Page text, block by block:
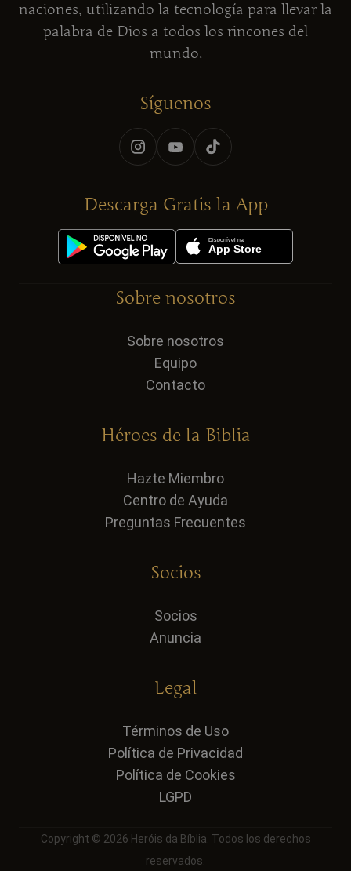
naciones, utilizando la tecnología para llevar la
palabra de Dios a todos los rincones del
mundo.
Síguenos
Descarga Gratis la App
Sobre nosotros
Sobre nosotros
Equipo
Contacto
Héroes de la Biblia
Hazte Miembro
Centro de Ayuda
Preguntas Frecuentes
Socios
Socios
Anuncia
Legal
Términos de Uso
Política de Privacidad
Política de Cookies
LGPD
Copyright © 2026 Heróis da Bíblia. Todos los derechos
reservados.